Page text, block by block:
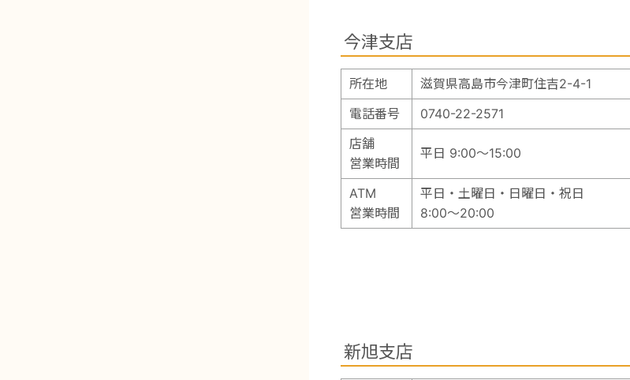
今津支店
所在地
滋賀県高島市今津町住吉2-4-1
電話番号
0740-22-2571
店舗
営業時間
平日 9:00～15:00
ATM
営業時間
平日・土曜日・日曜日・祝日
8:00～20:00
新旭支店